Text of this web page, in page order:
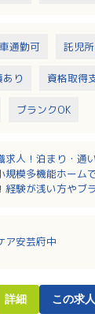
車通勤可 託児
り 資格取得
ブランクOK
求人！泊まり・通
規模多機能ホーム
経験が浅い方やブ
事等での振替休
ア安芸府中
詳細 この求